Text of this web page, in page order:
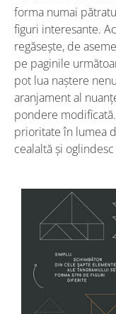
forma numai
figuri interesante.
regăsește, de
pe paginile
pot lua naștere
aranjament al
pondere
prioritate în lumea
cealaltă și